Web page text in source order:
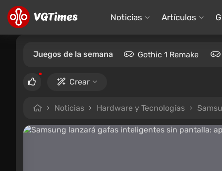
Noticias Artículos
Juegos de la semana Gothic 1 Remake
Crear
Noticias Hardware y Tecnologías